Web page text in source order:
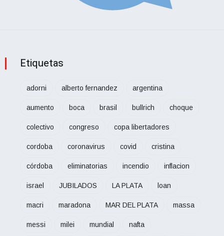
Etiquetas
adorni alberto fernandez argentina
aumento boca brasil bullrich choque
colectivo congreso copa libertadores
cordoba coronavirus covid cristina
córdoba eliminatorias incendio inflacion
israel JUBILADOS LA PLATA loan
macri maradona MAR DEL PLATA massa
messi milei mundial nafta